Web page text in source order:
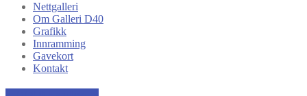
Nettgalleri
Om Galleri D40
Grafikk
Innramming
Gavekort
Kontakt